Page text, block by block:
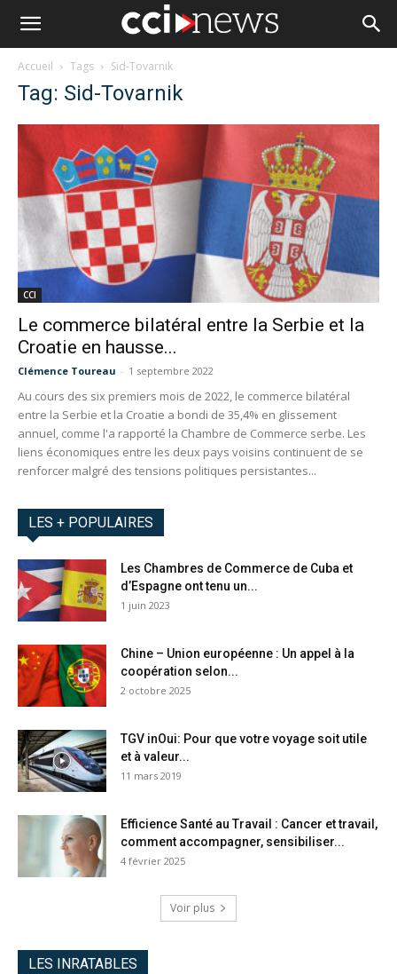
Accueil Tags Sid-Tovarnik
Tag: Sid-Tovarnik
CCI
Le commerce bilatéral entre la Serbie et la
Croatie en hausse...
Clémence Toureau - 1 septembre 2022
Au cours des six premiers mois de 2022, le commerce bilatéral
entre la Serbie et la Croatie a bondi de 35,4% en glissement
annuel, comme l'a rapporté la Chambre de Commerce serbe. Les
liens économiques entre les deux pays voisins continuent de se
renforcer malgré des tensions politiques persistantes...
LES + POPULAIRES
Les Chambres de Commerce de Cuba et
d’Espagne ont tenu un...
1 juin 2023
Chine – Union européenne : Un appel à la
coopération selon...
2 octobre 2025
TGV inOui: Pour que votre voyage soit utile
et à valeur...
11 mars 2019
Efficience Santé au Travail : Cancer et travail,
comment accompagner, sensibiliser...
4 février 2025
Voir plus
LES INRATABLES